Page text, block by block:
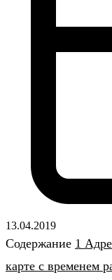
13.04.2019
Содержание 1
карте с временем